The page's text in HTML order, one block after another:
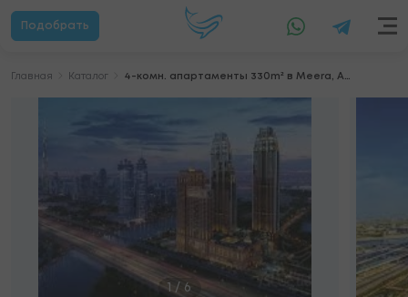
Подобрать
Главная Каталог 4-комн. апартаменты 330m² в Meera, Al Habtour City
/ 6